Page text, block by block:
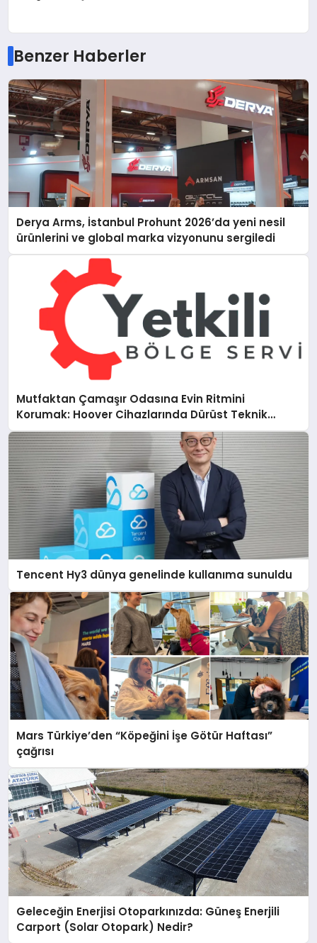
Benzer Haberler
Derya Arms, İstanbul Prohunt 2026’da yeni nesil
ürünlerini ve global marka vizyonunu sergiledi
Mutfaktan Çamaşır Odasına Evin Ritmini
Korumak: Hoover Cihazlarında Dürüst Teknik
Destek Deneyimi
Tencent Hy3 dünya genelinde kullanıma sunuldu
Mars Türkiye’den “Köpeğini İşe Götür Haftası”
çağrısı
Geleceğin Enerjisi Otoparkınızda: Güneş Enerjili
Carport (Solar Otopark) Nedir?